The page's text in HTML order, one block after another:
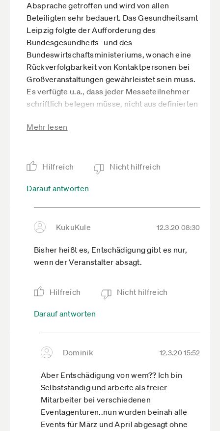
Absprache getroffen und wird von allen
Beteiligten sehr bedauert. Das Gesundheitsamt
Leipzig folgte der Aufforderung des
Bundesgesundheits- und des
Bundeswirtschaftsministeriums, wonach eine
Rückverfolgbarkeit von Kontaktpersonen bei
Großveranstaltungen gewährleistet sein muss.
Es verfügte u.a., dass jeder Messeteilnehmer
schriftlich belegen müsse, nicht aus definierten
Personen aus Risikogebieten gehabt zu haben.
sicherzustellen. Die Gesundheit unserer
Aussteller, Besucher, Gäste, Partner und
Mitarbeiter steht für uns an erster Stelle. Die
Der Eintrittspreis wird erstattet. Was
Sie sich dazu an Ihr Hotel." Hier hängt es also
von den Stornobedingungen ab. Im Umfeld von
verlängert. Und Flüge kann man in der Regel
man das Risiko selbst trägt. Vgl.www.leipziger-
messe.de­/unternehm­…nload/agb
Besucher steht z.B.:
hier auch die Auslagen gemäß Ziffer 6.2.
Weitere Ansprüche, wie z.B. auf Ersatz
Leipziger Messe nicht geltend gemacht
Mehr lesen
Hilfreich Nicht hilfreich
Darauf antworten
KukuKule 12.3.20 08:30
Bisher heißt es, Entschädigung gibt es nur,
wenn der Veranstalter absagt.
Hilfreich Nicht hilfreich
Darauf antworten
Dominik 12.3.20 15:52
Aber Entschädigung von wem?? Ich bin
Selbstständig und arbeite als freier
Mitarbeiter bei verschiedenen
Eventagenturen..nun wurden beinah alle
Events für März und April abgesagt ohne